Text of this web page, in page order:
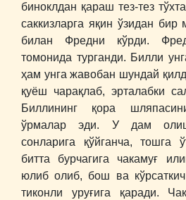
биноклдан қараш тез-тез
саккизларга яқин ўзидан
билан Фредни кўрди.
томонида турганди. Билли
ҳам унга жавобан шундай
қуёш чарақлаб, эрталабки
Биллининг қора
ўрмалар эди. У дам
сонларига қўйганча, тошга
битта бурчагига чакамуғ
юлиб олиб, бош ва
тиконли уруғига қаради.